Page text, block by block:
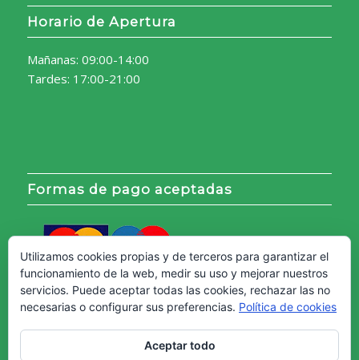
Horario de Apertura
Mañanas: 09:00-14:00
Tardes: 17:00-21:00
Formas de pago aceptadas
Utilizamos cookies propias y de terceros para garantizar el
funcionamiento de la web, medir su uso y mejorar nuestros
servicios. Puede aceptar todas las cookies, rechazar las no
necesarias o configurar sus preferencias. Política de cookies
Aceptar todo